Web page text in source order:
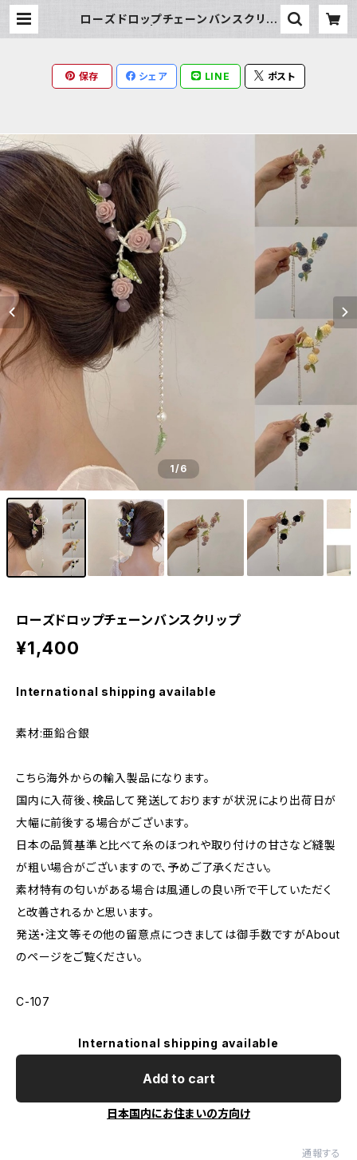
ローズドロップチェーンバンスクリッ
保存 シェア LINE ポスト
1/6
ローズドロップチェーンバンスクリップ
¥1,400
International shipping available
素材:亜鉛合銀
こちら海外からの輸入製品になります。
国内に入荷後、検品して発送しておりますが状況により出荷日が
大幅に前後する場合がございます。
日本の品質基準と比べて糸のほつれや取り付けの甘さなど縫製
が粗い場合がございますので、予めご了承ください。
素材特有の匂いがある場合は風通しの良い所で干していただく
と改善されるかと思います。
発送・注文等その他の留意点につきましては御手数ですがAbout
のページをご覧ください。
C-107
International shipping available
Add to cart
日本国内にお住まいの方向け
通報する